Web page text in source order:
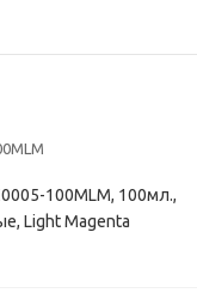
100MLM, 100мл.,
Light Magenta